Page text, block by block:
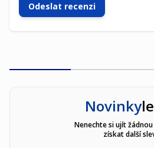
Odeslat recenzi
Novinky
Nenechte si ujít
získat další